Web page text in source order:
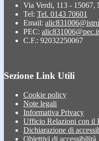
Via Verdi, 113 - 15067,
Tel: Tel. 0143 70601
Email:
PEC:
C.F.: 92032250067
Sezione Link Utili
Cookie policy
Note legali
Informativa Privacy
Ufficio Relazioni con il
Dichiarazione di
Obiettivi di accessibilità